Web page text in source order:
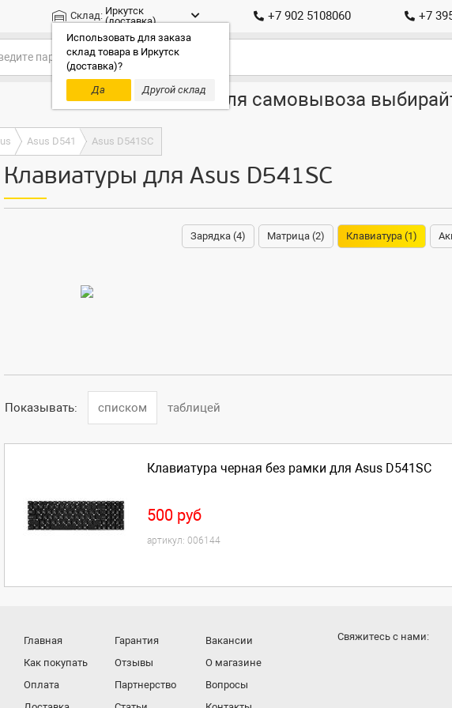
Склад: Иркутск
(доставка)
Использовать для заказа
склад товара в Иркутск
(доставка)?
Да
Другой склад
+7 902 5108060 +7
Только доставка, для самовывоза
Asus D541 Asus D541SC
Клавиатуры для Asus D541SC
Зарядка (4) Матрица (2) Клавиатура (1)
Показывать: списком таблицей
Клавиатура черная без рамки для Asus D541SC
500 руб
артикул: 006144
Главная
Как покупать
Оплата
Гарантия
Отзывы
Партнерство
Вакансии
О магазине
Вопросы
Cвяжитесь с нами: